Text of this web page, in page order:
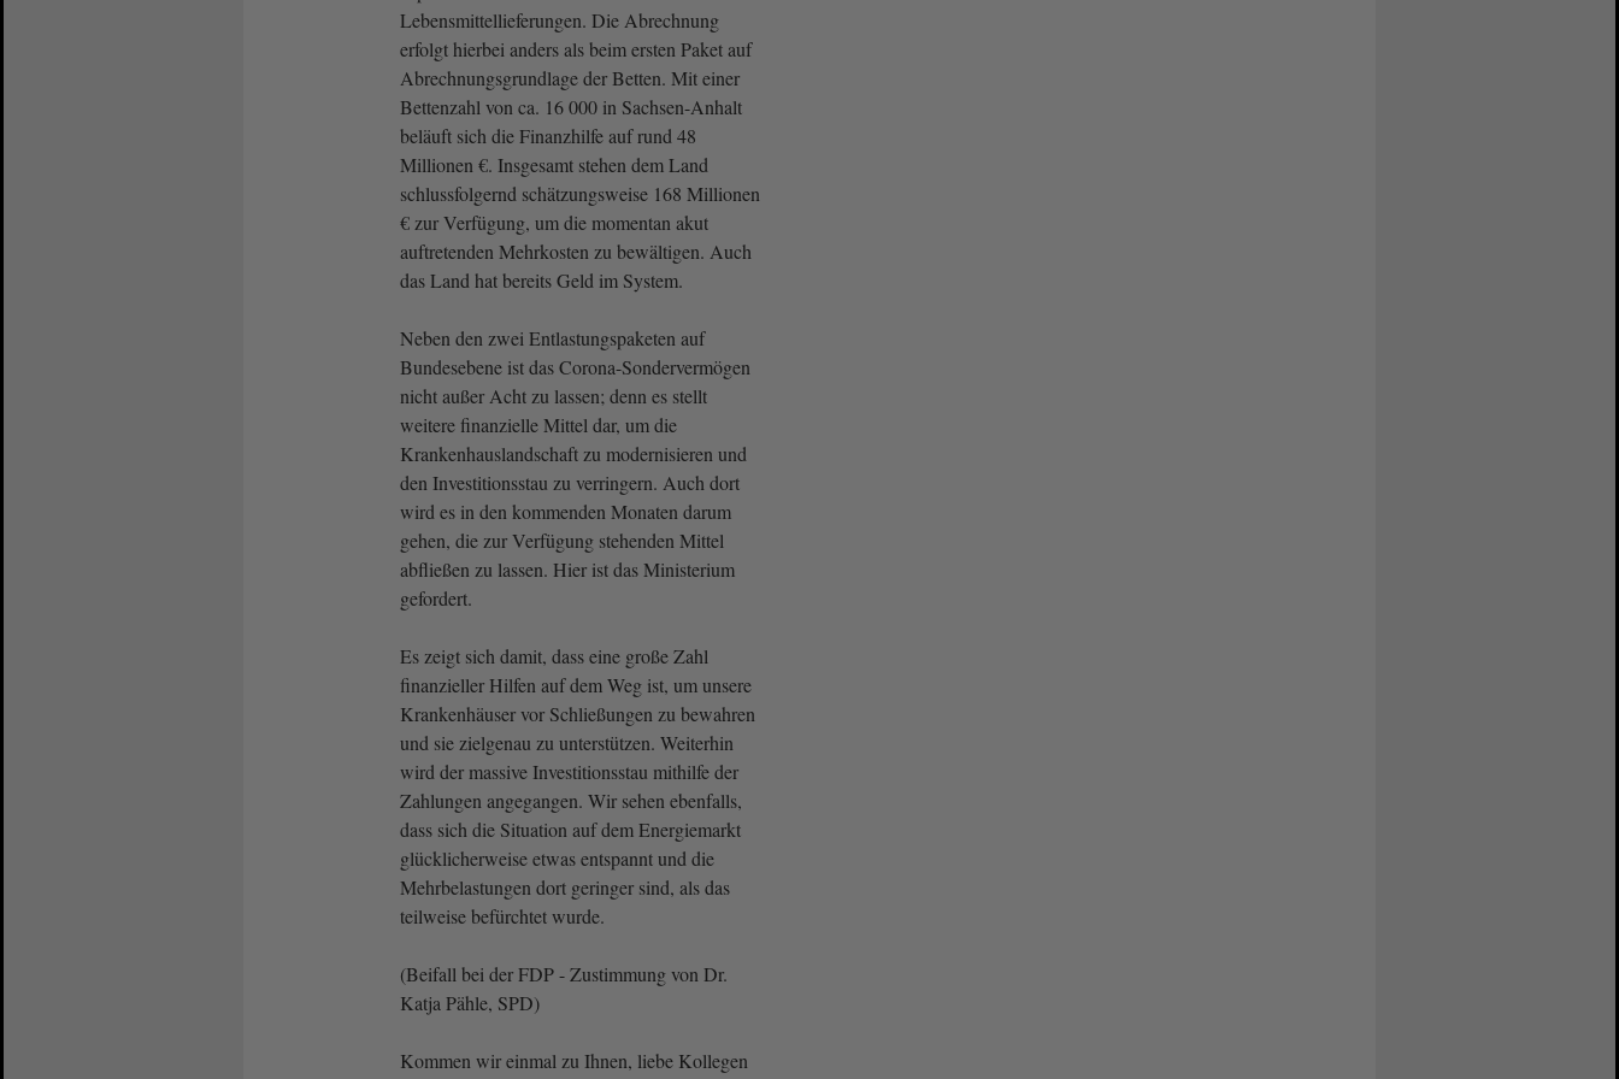
Lebensmittellieferungen. Die Abrechnung
erfolgt hierbei anders als beim ersten Paket auf
Abrechnungsgrundlage der Betten. Mit einer
Bettenzahl von ca. 16 000 in Sachsen-Anhalt
beläuft sich die Finanzhilfe auf rund 48
Millionen €. Insgesamt stehen dem Land
schlussfolgernd schätzungsweise 168 Millionen
€ zur Verfügung, um die momentan akut
auftretenden Mehrkosten zu bewältigen. Auch
das Land hat bereits Geld im System.
Neben den zwei Entlastungspaketen auf
Bundesebene ist das Corona-Sondervermögen
nicht außer Acht zu lassen; denn es stellt
weitere finanzielle Mittel dar, um die
Krankenhauslandschaft zu modernisieren und
den Investitionsstau zu verringern. Auch dort
wird es in den kommenden Monaten darum
gehen, die zur Verfügung stehenden Mittel
abfließen zu lassen. Hier ist das Ministerium
gefordert.
Es zeigt sich damit, dass eine große Zahl
finanzieller Hilfen auf dem Weg ist, um unsere
Krankenhäuser vor Schließungen zu bewahren
und sie zielgenau zu unterstützen. Weiterhin
wird der massive Investitionsstau mithilfe der
Zahlungen angegangen. Wir sehen ebenfalls,
dass sich die Situation auf dem Energiemarkt
glücklicherweise etwas entspannt und die
Mehrbelastungen dort geringer sind, als das
teilweise befürchtet wurde.
(Beifall bei der FDP - Zustimmung von Dr.
Katja Pähle, SPD)
Kommen wir einmal zu Ihnen, liebe Kollegen